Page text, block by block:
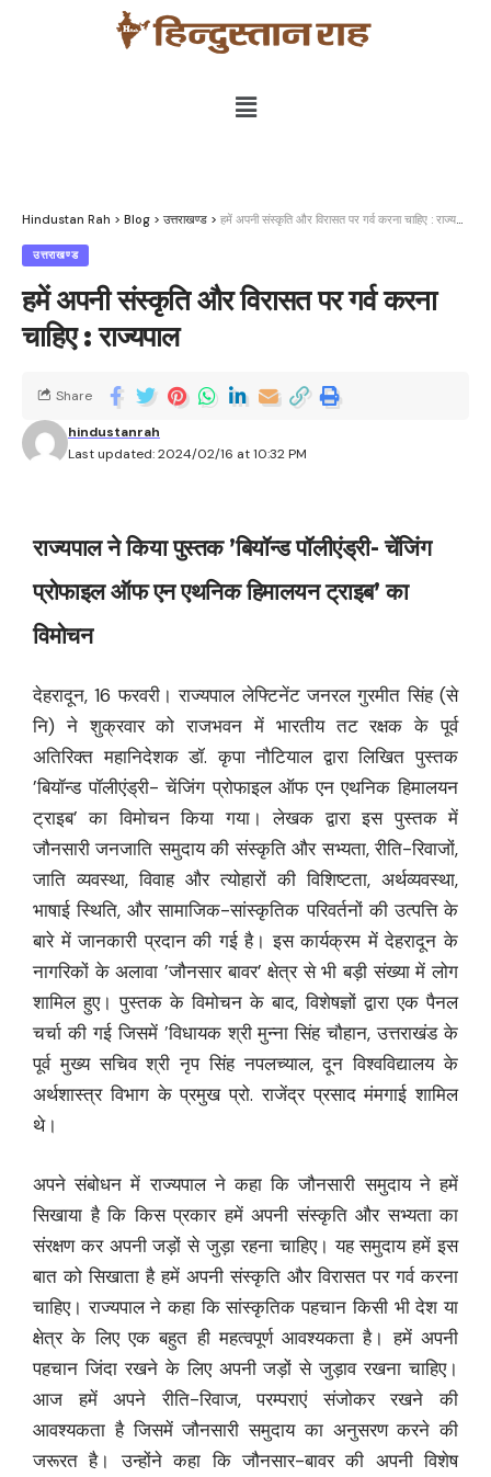
Hindustan Rah > Blog > उत्तराखण्ड > हमें अपनी संस्कृति और विरासत पर गर्व करना चाहिए : राज्यपाल
उत्तराखण्ड
हमें अपनी संस्कृति और विरासत पर गर्व करना
चाहिए : राज्यपाल
Last updated: 2024/02/16 at 10:32 PM
hindustanrah
Share
राज्यपाल ने किया पुस्तक ’बियॉन्ड पॉलीएंड्री- चेंजिंग
प्रोफाइल ऑफ एन एथनिक हिमालयन ट्राइब’ का
विमोचन
देहरादून, 16 फरवरी। राज्यपाल लेफ्टिनेंट जनरल गुरमीत सिंह (से
नि) ने शुक्रवार को राजभवन में भारतीय तट रक्षक के पूर्व
अतिरिक्त महानिदेशक डॉ. कृपा नौटियाल द्वारा लिखित पुस्तक
’बियॉन्ड पॉलीएंड्री- चेंजिंग प्रोफाइल ऑफ एन एथनिक हिमालयन
ट्राइब’ का विमोचन किया गया। लेखक द्वारा इस पुस्तक में
जौनसारी जनजाति समुदाय की संस्कृति और सभ्यता, रीति-रिवाजों,
जाति व्यवस्था, विवाह और त्योहारों की विशिष्टता, अर्थव्यवस्था,
भाषाई स्थिति, और सामाजिक-सांस्कृतिक परिवर्तनों की उत्पत्ति के
बारे में जानकारी प्रदान की गई है। इस कार्यक्रम में देहरादून के
नागरिकों के अलावा ’जौनसार बावर’ क्षेत्र से भी बड़ी संख्या में लोग
शामिल हुए। पुस्तक के विमोचन के बाद, विशेषज्ञों द्वारा एक पैनल
चर्चा की गई जिसमें ’विधायक श्री मुन्ना सिंह चौहान, उत्तराखंड के
पूर्व मुख्य सचिव श्री नृप सिंह नपलच्याल, दून विश्वविद्यालय के
अर्थशास्त्र विभाग के प्रमुख प्रो. राजेंद्र प्रसाद मंमगाई शामिल
थे।
अपने संबोधन में राज्यपाल ने कहा कि जौनसारी समुदाय ने हमें
सिखाया है कि किस प्रकार हमें अपनी संस्कृति और सभ्यता का
संरक्षण कर अपनी जड़ों से जुड़ा रहना चाहिए। यह समुदाय हमें इस
बात को सिखाता है हमें अपनी संस्कृति और विरासत पर गर्व करना
चाहिए। राज्यपाल ने कहा कि सांस्कृतिक पहचान किसी भी देश या
क्षेत्र के लिए एक बहुत ही महत्वपूर्ण आवश्यकता है। हमें अपनी
पहचान जिंदा रखने के लिए अपनी जड़ों से जुड़ाव रखना चाहिए।
आज हमें अपने रीति-रिवाज, परम्पराएं संजोकर रखने की
आवश्यकता है जिसमें जौनसारी समुदाय का अनुसरण करने की
जरूरत है। उन्होंने कहा कि जौनसार-बावर की अपनी विशेष